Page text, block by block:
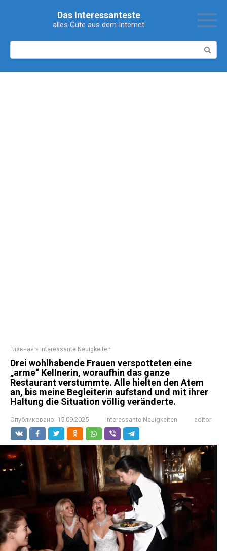
Das Interessanteste
alles Gute aus dem Internet
Главная » Interessante Neuigkeiten
Drei wohlhabende Frauen verspotteten eine
„arme“ Kellnerin, woraufhin das ganze
Restaurant verstummte. Alle hielten den Atem
an, bis meine Begleiterin aufstand und mit ihrer
Haltung die Situation völlig veränderte.
Опубликовано: 15.09.2025 Interessante Neuigkeiten editor